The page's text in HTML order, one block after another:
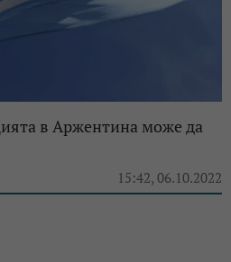
в Аржентина може да
15:42, 06.10.2022